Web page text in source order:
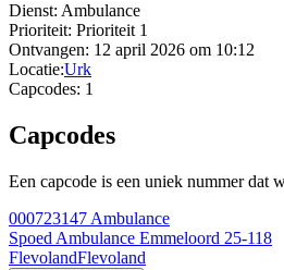
Dienst: Ambulance
Prioriteit: Prioriteit 1
Ontvangen: 12 april 2026 om 10:12
Locatie:Urk
Capcodes: 1
Capcodes
Een capcode is een uniek nummer dat
000723147 Ambulance
Spoed Ambulance Emmeloord 25-118
FlevolandFlevoland